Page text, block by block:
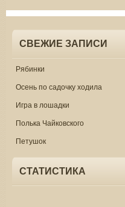
СВЕЖИЕ ЗАПИСИ
Рябинки
Осень по садочку ходила
Игра в лошадки
Полька Чайковского
Петушок
СТАТИСТИКА